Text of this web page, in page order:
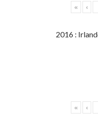
« ‹
2016 :
« ‹